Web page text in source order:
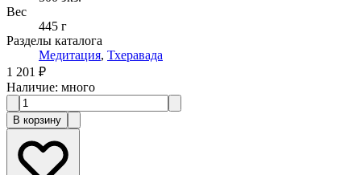
Вес
445 г
Разделы каталога
Медитация, Тхеравада
1 201 ₽
Наличие: много
В корзину